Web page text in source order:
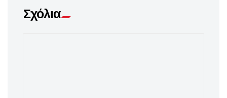
Σχόλια